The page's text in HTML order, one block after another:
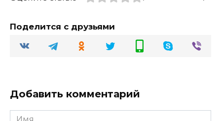
Поделится с друзьями
Добавить комментарий
Имя